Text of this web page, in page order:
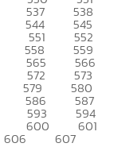
537 538
544 545
551 552
558 559
565 566
572 573
579 580
586 587
593 594
600 601
606 607